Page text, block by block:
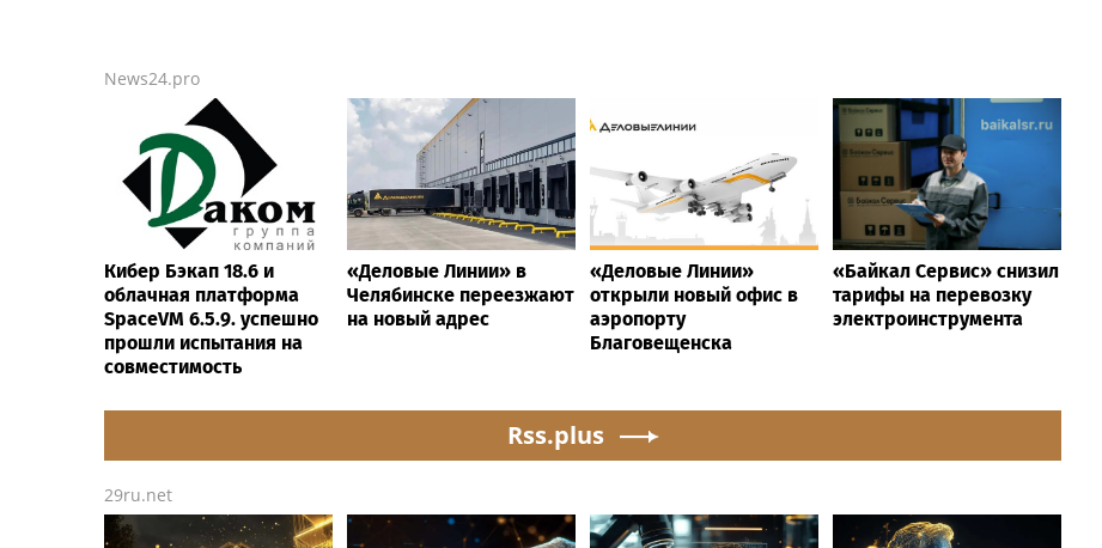
News24.pro
Кибер Бэкап 18.6 и
облачная платформа
SpaceVM 6.5.9. успешно
прошли испытания на
совместимость
«Деловые Линии» в
Челябинске переезжают
на новый адрес
«Деловые Линии»
открыли новый офис в
аэропорту
Благовещенска
«Байкал Сервис» снизил
тарифы на перевозку
электроинструмента
Rss.plus
29ru.net